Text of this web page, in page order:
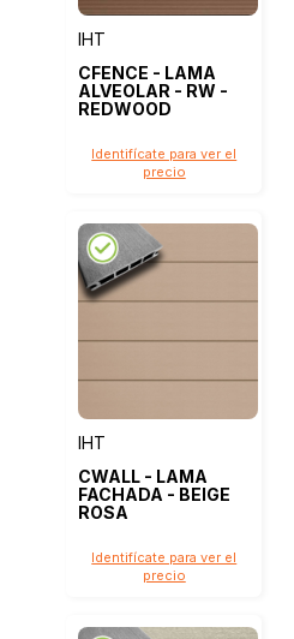
IHT
CFENCE - LAMA
ALVEOLAR - RW -
REDWOOD
Identifícate para ver el
precio
IHT
CWALL - LAMA
FACHADA - BEIGE
ROSA
Identifícate para ver el
precio